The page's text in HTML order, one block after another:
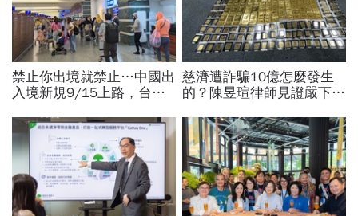
禁止你出境就禁止…中國出
入境新規9/15上路，台灣
職業特別注意：前例在這
慈濟遭詐騙10億怎麼發生
的？陳昱瑄律師見證嚴下跪
金，洗錢手法曝光…慈濟回
應了